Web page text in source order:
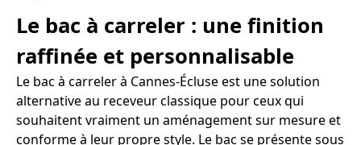
Le bac à carreler : une finition
raffinée et personnalisable
Le bac à carreler à Cannes-Écluse est une solution
alternative au receveur classique pour ceux qui
souhaitent vraiment un aménagement sur mesure et
conforme à leur propre style. Le bac se présente sous